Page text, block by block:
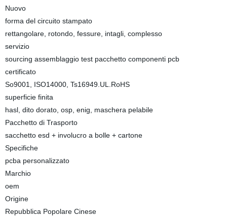
Nuovo
forma del circuito stampato
rettangolare, rotondo, fessure, intagli, complesso
servizio
sourcing assemblaggio test pacchetto componenti pcb
certificato
So9001, ISO14000, Ts16949.UL.RoHS
superficie finita
hasl, dito dorato, osp, enig, maschera pelabile
Pacchetto di Trasporto
sacchetto esd + involucro a bolle + cartone
Specifiche
pcba personalizzato
Marchio
oem
Origine
Repubblica Popolare Cinese